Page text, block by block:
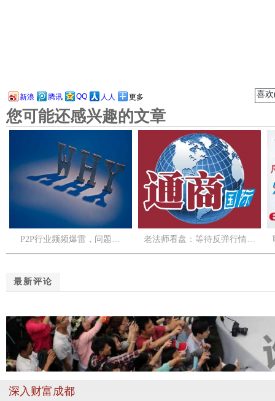
新浪 腾讯 QQ 人人 更多 喜
您可能还感兴趣的文章
P2P行业频频爆雷，问题… 老法师看盘：等待反弹行情…
最新评论
深入财富成都